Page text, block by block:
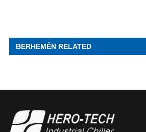
BERHEMÊN RELATED